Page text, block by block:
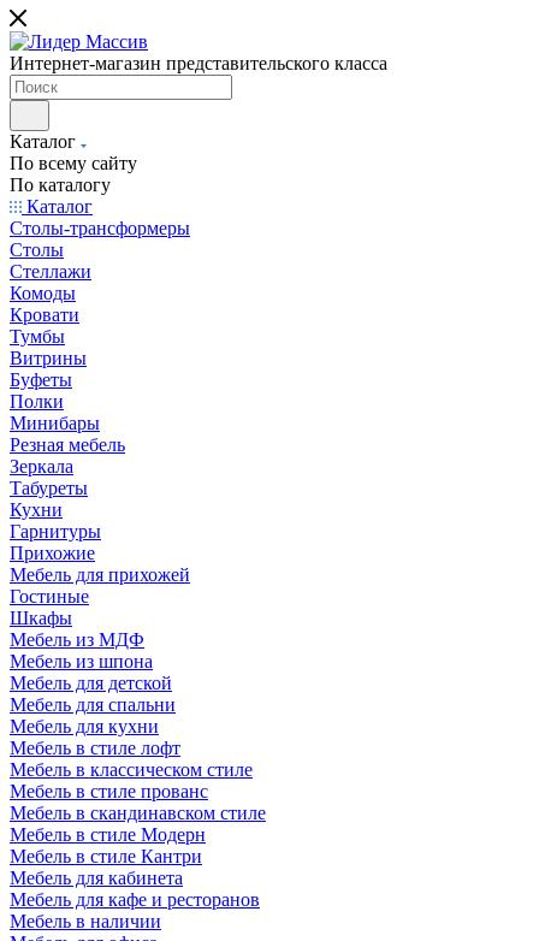
Интернет-магазин представительского класса
Каталог
По всему сайту
По каталогу
Каталог
Столы-трансформеры
Столы
Стеллажи
Комоды
Кровати
Тумбы
Витрины
Буфеты
Полки
Минибары
Резная мебель
Зеркала
Табуреты
Кухни
Гарнитуры
Прихожие
Мебель для прихожей
Гостиные
Шкафы
Мебель из МДФ
Мебель из шпона
Мебель для детской
Мебель для спальни
Мебель для кухни
Мебель в стиле лофт
Мебель в классическом стиле
Мебель в стиле прованс
Мебель в скандинавском стиле
Мебель в стиле Модерн
Мебель в стиле Кантри
Мебель для кабинета
Мебель для кафе и ресторанов
Мебель в наличии